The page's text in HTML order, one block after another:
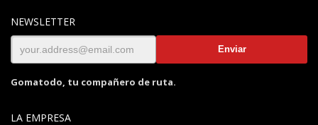
NEWSLETTER
Gomatodo, tu compañero de ruta.
LA EMPRESA